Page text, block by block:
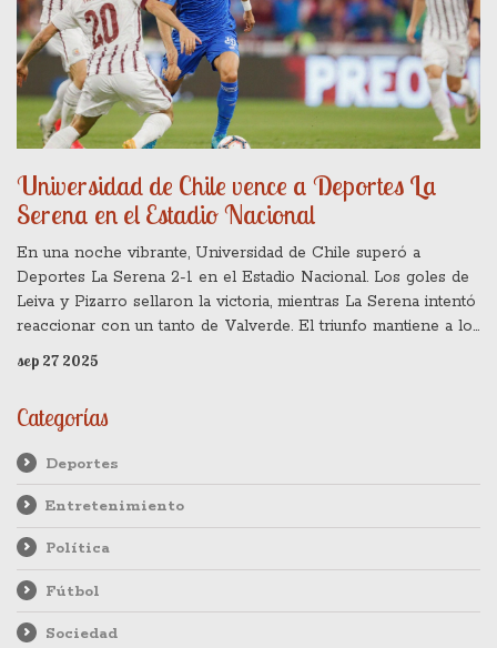
Universidad de Chile vence a Deportes La
Serena en el Estadio Nacional
En una noche vibrante, Universidad de Chile superó a
Deportes La Serena 2-1 en el Estadio Nacional. Los goles de
Leiva y Pizarro sellaron la victoria, mientras La Serena intentó
reaccionar con un tanto de Valverde. El triunfo mantiene a los
aurinegros en la zona de clasificación a la Libertadores.
sep 27 2025
Categorías
Deportes
Entretenimiento
Política
Fútbol
Sociedad